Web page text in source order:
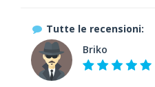
Tutte le recensioni:
Briko